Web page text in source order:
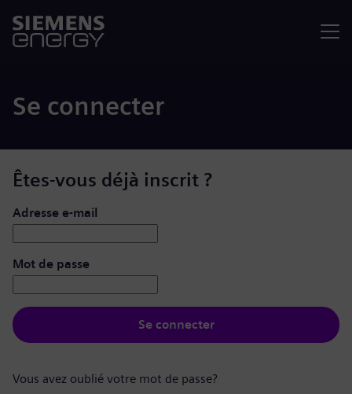
Se connecter
Êtes-vous déjà inscrit ?
Se connecter : nom d’utilisateur et mot de passe
Adresse e-mail
Mot de passe
Se connecter
Vous avez oublié votre mot de passe?